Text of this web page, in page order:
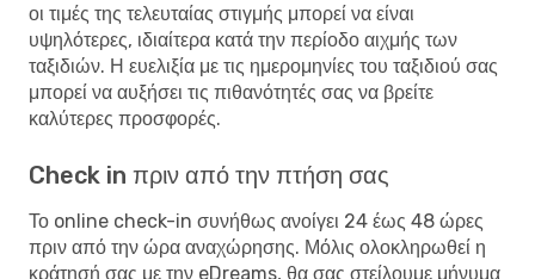
οι τιμές της τελευταίας στιγμής μπορεί να είναι
υψηλότερες, ιδιαίτερα κατά την περίοδο αιχμής των
ταξιδιών. Η ευελιξία με τις ημερομηνίες του ταξιδιού σας
μπορεί να αυξήσει τις πιθανότητές σας να βρείτε
καλύτερες προσφορές.
Check in πριν από την πτήση σας
Το online check-in συνήθως ανοίγει 24 έως 48 ώρες
πριν από την ώρα αναχώρησης. Μόλις ολοκληρωθεί η
κράτησή σας με την eDreams, θα σας στείλουμε μήνυμα